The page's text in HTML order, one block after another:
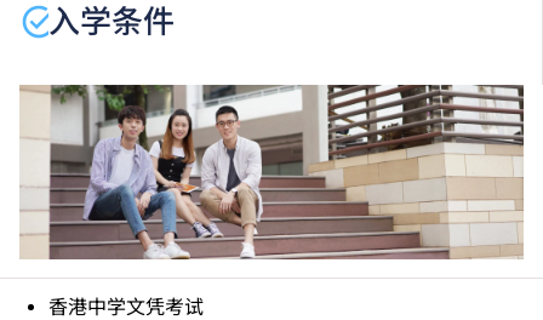
分校／上课地点。
入学条件
香港中学文凭考试